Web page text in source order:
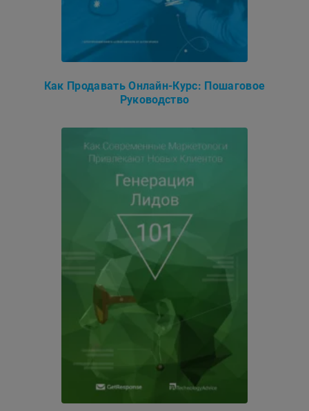
Как Продавать Онлайн-Курс: Пошаговое
Руководство